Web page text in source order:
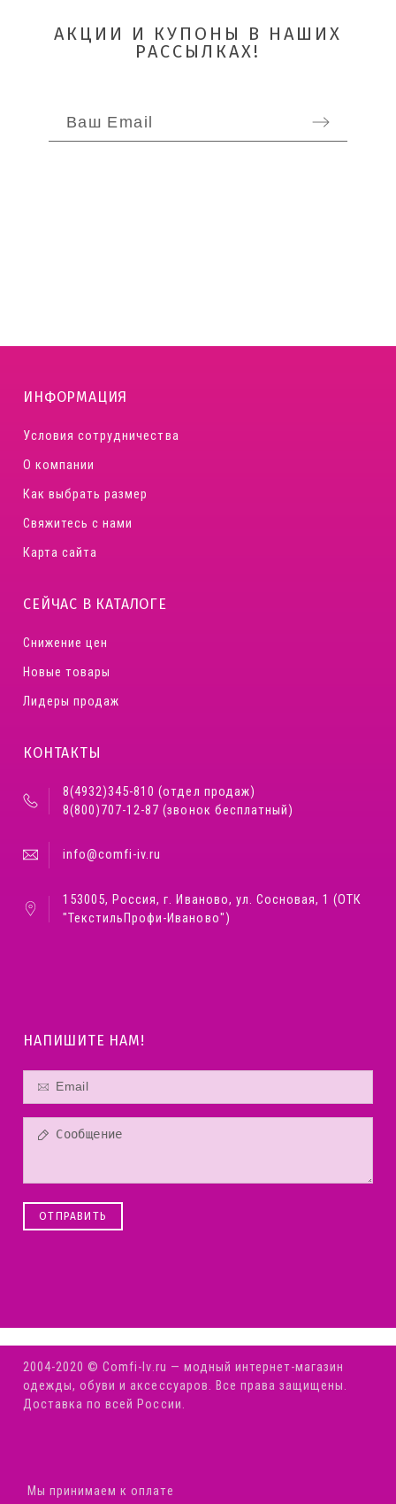
АКЦИИ И КУПОНЫ В НАШИХ
РАССЫЛКАХ!
ИНФОРМАЦИЯ
Условия сотрудничества
О компании
Как выбрать размер
Свяжитесь с нами
Карта сайта
СЕЙЧАС В КАТАЛОГЕ
Снижение цен
Новые товары
Лидеры продаж
КОНТАКТЫ
8(4932)345-810 (отдел продаж)
8(800)707-12-87 (звонок бесплатный)
info@comfi-iv.ru
153005, Россия, г. Иваново, ул. Сосновая, 1 (ОТК
"ТекстильПрофи-Иваново")
НАПИШИТЕ НАМ!
ОТПРАВИТЬ
2004-2020 © Comfi-Iv.ru — модный интернет-магазин
одежды, обуви и аксессуаров. Все права защищены.
Доставка по всей России.
Мы принимаем к оплате